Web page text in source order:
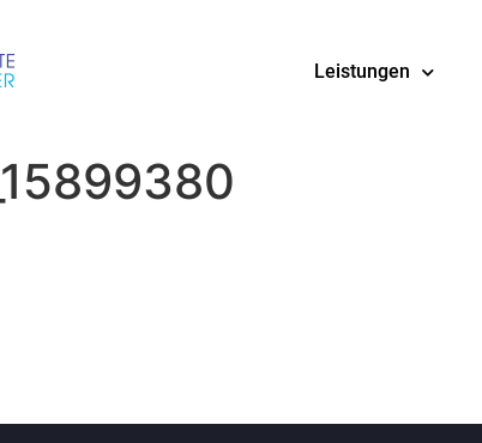
Leistungen